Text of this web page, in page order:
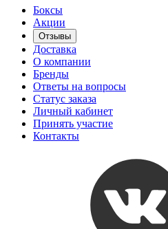
Боксы
Акции
Отзывы
Доставка
О компании
Бренды
Ответы на вопросы
Статус заказа
Личный кабинет
Принять участие
Контакты